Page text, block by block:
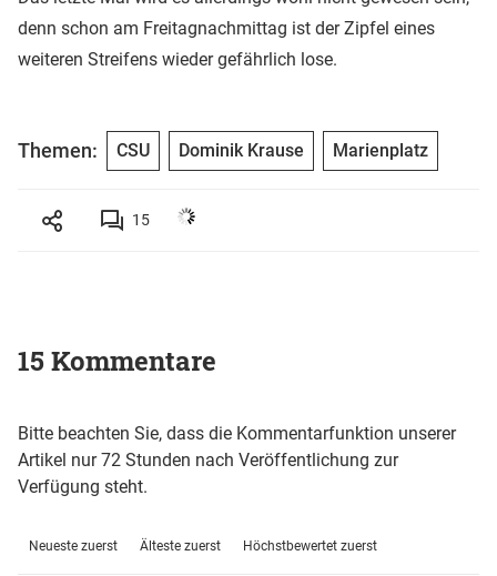
denn schon am Freitagnachmittag ist der Zipfel eines
weiteren Streifens wieder gefährlich lose.
Themen: CSU Dominik Krause Marienplatz
15
15 Kommentare
Bitte beachten Sie, dass die Kommentarfunktion unserer
Artikel nur 72 Stunden nach Veröffentlichung zur
Verfügung steht.
Neueste zuerst Älteste zuerst Höchstbewertet zuerst